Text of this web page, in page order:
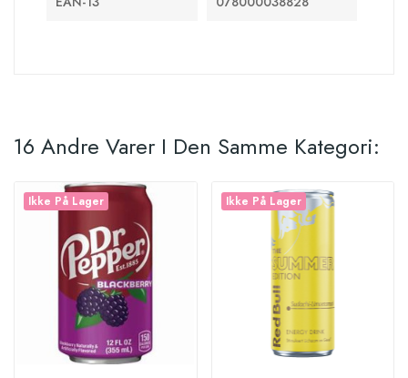
16 Andre Varer I Den Samme Kategori:
Ikke På Lager Ikke På Lager